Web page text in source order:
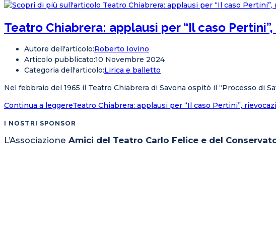
Teatro Chiabrera: applausi per “Il caso
Autore dell'articolo:Roberto Iovino
Articolo pubblicato:10 Novembre 2024
Categoria dell'articolo:Lirica e balletto
Nel febbraio del 1965 il Teatro Chiabrera di Savona ospitò il “Processo di
Continua a leggereTeatro Chiabrera: applausi per “Il caso Pertini”,
I NOSTRI SPONSOR
L’Associazione Amici del Teatro Carlo Felice e del